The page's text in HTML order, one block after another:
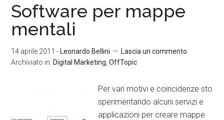
Software per mappe
mentali
14 aprile 2011 - Leonardo Bellini
Lascia un commento
Archiviato in: Digital Marketing ,OffTopic
Per vari motivi e coincidenze sto
sperimentando alcuni servizi e
applicazioni per creare mappe